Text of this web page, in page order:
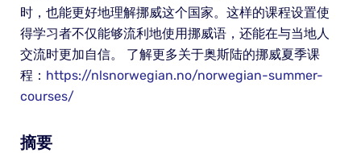
时，也能更好地理解挪威这个国家。这样的课程设置使
得学习者不仅能够流利地使用挪威语，还能在与当地人
交流时更加自信。 了解更多关于奥斯陆的挪威夏季课
程： https://nlsnorwegian.no/norwegian-summer-
courses/
摘要